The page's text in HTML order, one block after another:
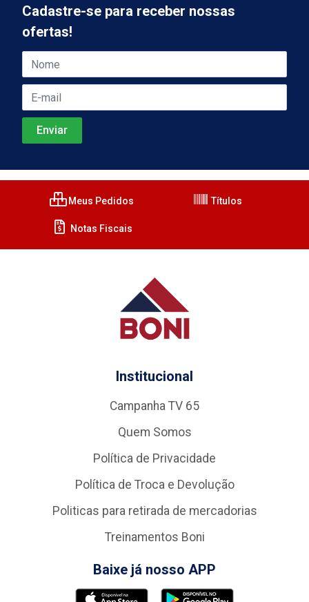
Cadastre-se para receber nossas
ofertas!
Meus Pedidos Títulos
Notas Fiscais
Institucional
Campanha TV 65
Quem Somos
Política de Privacidade
Política de Troca e Devolução
Politicas para retirada de mercadorias
Treinamentos Boni
Baixe já nosso APP